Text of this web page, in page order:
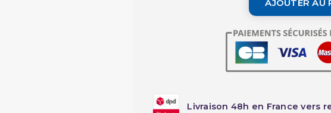
AJOUTER AU
Livraison 48h en France vers